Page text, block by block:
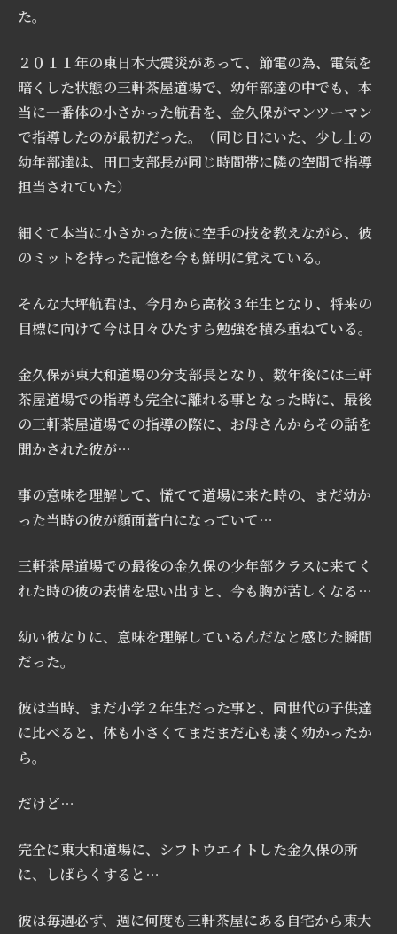
た。
２０１１年の東日本大震災があって、節電の為、電気を
暗くした状態の三軒茶屋道場で、幼年部達の中でも、本
当に一番体の小さかった航君を、金久保がマンツーマン
で指導したのが最初だった。（同じ日にいた、少し上の
幼年部達は、田口支部長が同じ時間帯に隣の空間で指導
担当されていた）
細くて本当に小さかった彼に空手の技を教えながら、彼
のミットを持った記憶を今も鮮明に覚えている。
そんな大坪航君は、今月から高校３年生となり、将来の
目標に向けて今は日々ひたすら勉強を積み重ねている。
金久保が東大和道場の分支部長となり、数年後には三軒
茶屋道場での指導も完全に離れる事となった時に、最後
の三軒茶屋道場での指導の際に、お母さんからその話を
聞かされた彼が…
事の意味を理解して、慌てて道場に来た時の、まだ幼か
った当時の彼が顔面蒼白になっていて…
三軒茶屋道場での最後の金久保の少年部クラスに来てく
れた時の彼の表情を思い出すと、今も胸が苦しくなる…
幼い彼なりに、意味を理解しているんだなと感じた瞬間
だった。
彼は当時、まだ小学２年生だった事と、同世代の子供達
に比べると、体も小さくてまだまだ心も凄く幼かったか
ら。
だけど…
完全に東大和道場に、シフトウエイトした金久保の所
に、しばらくすると…
彼は毎週必ず、週に何度も三軒茶屋にある自宅から東大